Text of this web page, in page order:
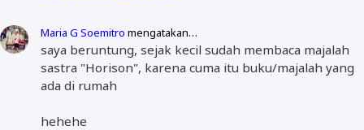
Maria G Soemitro mengatakan…
saya beruntung, sejak kecil sudah membaca majalah
sastra "Horison", karena cuma itu buku/majalah yang
ada di rumah
hehehe